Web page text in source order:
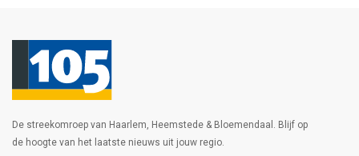
De streekomroep van Haarlem, Heemstede & Bloemendaal. Blijf op
de hoogte van het laatste nieuws uit jouw regio.